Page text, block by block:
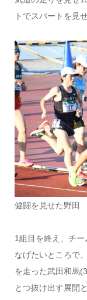
トでスパートを見
健闘を見せた野田
1組目を終え、チ
なげたいところで
を走った武田和馬
とつ抜け出す展開